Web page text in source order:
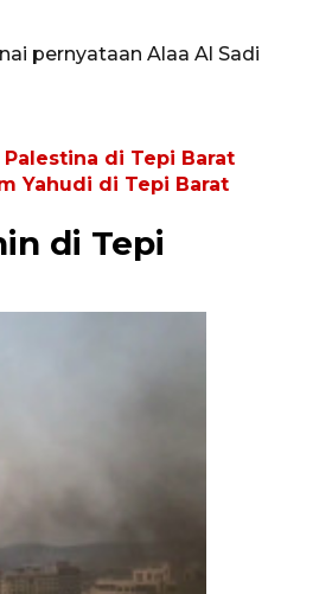
pernyataan Alaa Al Sadi
di Tepi Barat
Yahudi di Tepi Barat
di Tepi